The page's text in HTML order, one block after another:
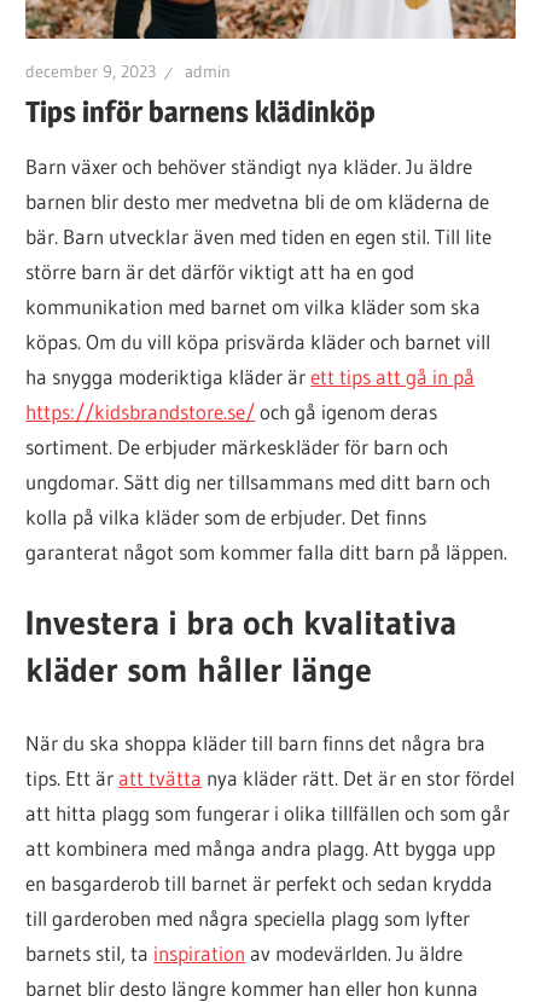
december 9, 2023 admin
Tips inför barnens klädinköp
Barn växer och behöver ständigt nya kläder. Ju äldre
barnen blir desto mer medvetna bli de om kläderna de
bär. Barn utvecklar även med tiden en egen stil. Till lite
större barn är det därför viktigt att ha en god
kommunikation med barnet om vilka kläder som ska
köpas. Om du vill köpa prisvärda kläder och barnet vill
ha snygga moderiktiga kläder ärett tips att gå in på
https://kidsbrandstore.se/och gå igenom deras
sortiment. De erbjuder märkeskläder för barn och
ungdomar. Sätt dig ner tillsammans med ditt barn och
kolla på vilka kläder som de erbjuder. Det finns
garanterat något som kommer falla ditt barn på läppen.
Investera i bra och kvalitativa
kläder som håller länge
När du ska shoppa kläder till barn finns det några bra
tips. Ett äratt tvätta nya kläder rätt. Det är en stor fördel
att hitta plagg som fungerar i olika tillfällen och som går
att kombinera med många andra plagg. Att bygga upp
en basgarderob till barnet är perfekt och sedan krydda
till garderoben med några speciella plagg som lyfter
barnets stil, ta inspiration av modevärlden. Ju äldre
barnet blir desto längre kommer han eller hon kunna